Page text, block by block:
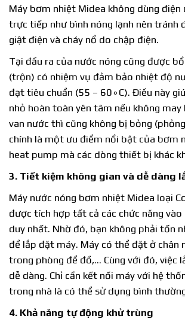
Máy bơm nhiệt Midea không dùng điện
trực tiếp như bình nóng lạnh nên tránh
giật điện và cháy nổ do chập điện.
Tại đầu ra của nước nóng cũng được
(trộn) có nhiệm vụ đảm bảo nhiệt độ
đạt tiêu chuẩn (55 – 60∘C). Điều này
nhỏ hoàn toàn yên tâm nếu không
van nước thì cũng không bị bỏng
chính là một ưu điểm nổi bật của bơm
heat pump mà các dòng thiết bị khác
3. Tiết kiệm không gian và dễ dàng
Máy nước nóng bơm nhiệt Midea loại
được tích hợp tất cả các chức năng
duy nhất. Nhờ đó, bạn không phải tốn
để lắp đặt máy. Máy có thể đặt ở chân
trong phòng để đồ,… Cùng với đó, việc
dễ dàng. Chỉ cần kết nối máy với hệ
trong nhà là có thể sử dụng bình
4. Khả năng tự động khử trùng